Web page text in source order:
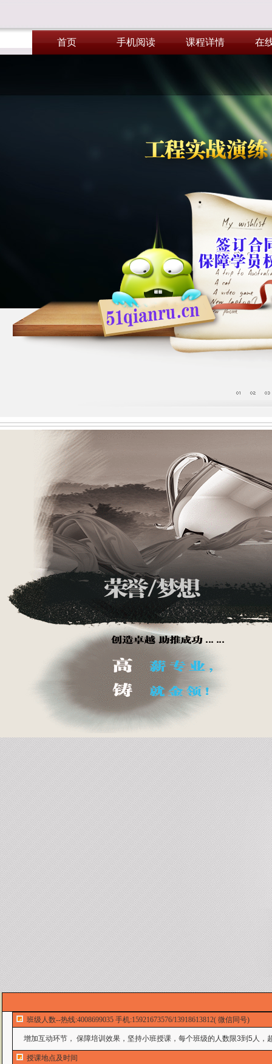
首页 手机阅读 课程详情 在
班级人数--热线:4008699035 手机:15921673576/13918613812( 微信同号)
增加互动环节， 保障培训效果，坚持小班授课，每个班级的人数限3到5人，
授课地点及时间